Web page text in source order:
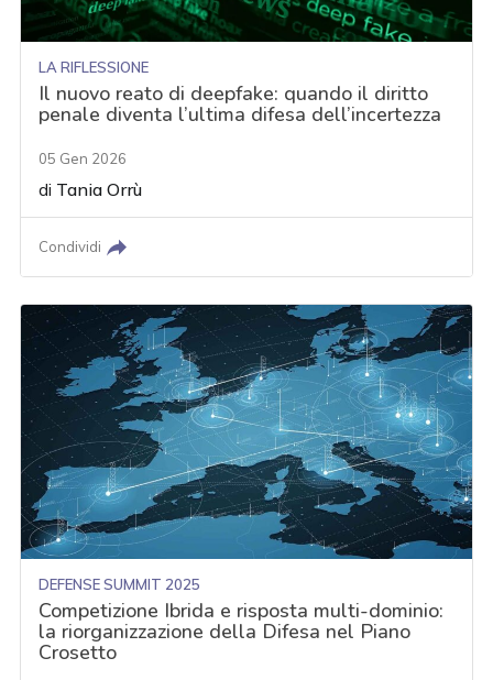
LA RIFLESSIONE
Il nuovo reato di deepfake: quando il diritto
penale diventa l’ultima difesa dell’incertezza
05 Gen 2026
di Tania Orrù
Condividi
DEFENSE SUMMIT 2025
Competizione Ibrida e risposta multi-dominio:
la riorganizzazione della Difesa nel Piano
Crosetto